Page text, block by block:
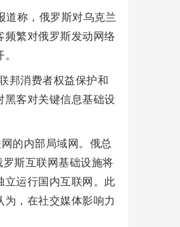
道称，俄罗斯对乌克兰
繁对俄罗斯发动网络
邦消费者权益保护和
客对关键信息基础设
的内部局域网。俄总
斯互联网基础设施将
运行国内互联网。此
，在社交媒体影响力